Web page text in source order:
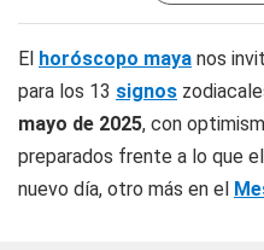
El horóscopo maya nos
para los 13 signos
mayo de 2025, con
preparados frente a lo que
nuevo día, otro más en el